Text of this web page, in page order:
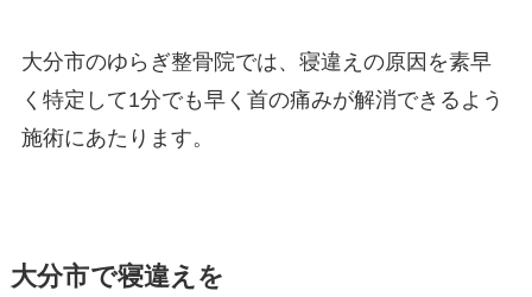
大分市のゆらぎ整骨院では、寝違えの原因を素早
く特定して1分でも早く首の痛みが解消できるよう
施術にあたります。
大分市で寝違えを